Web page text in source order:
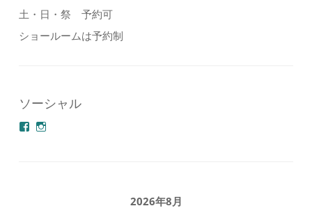
土・日・祭 予約可
ショールームは予約制
ソーシャル
azuminonoie
derakoubou
2026年8月